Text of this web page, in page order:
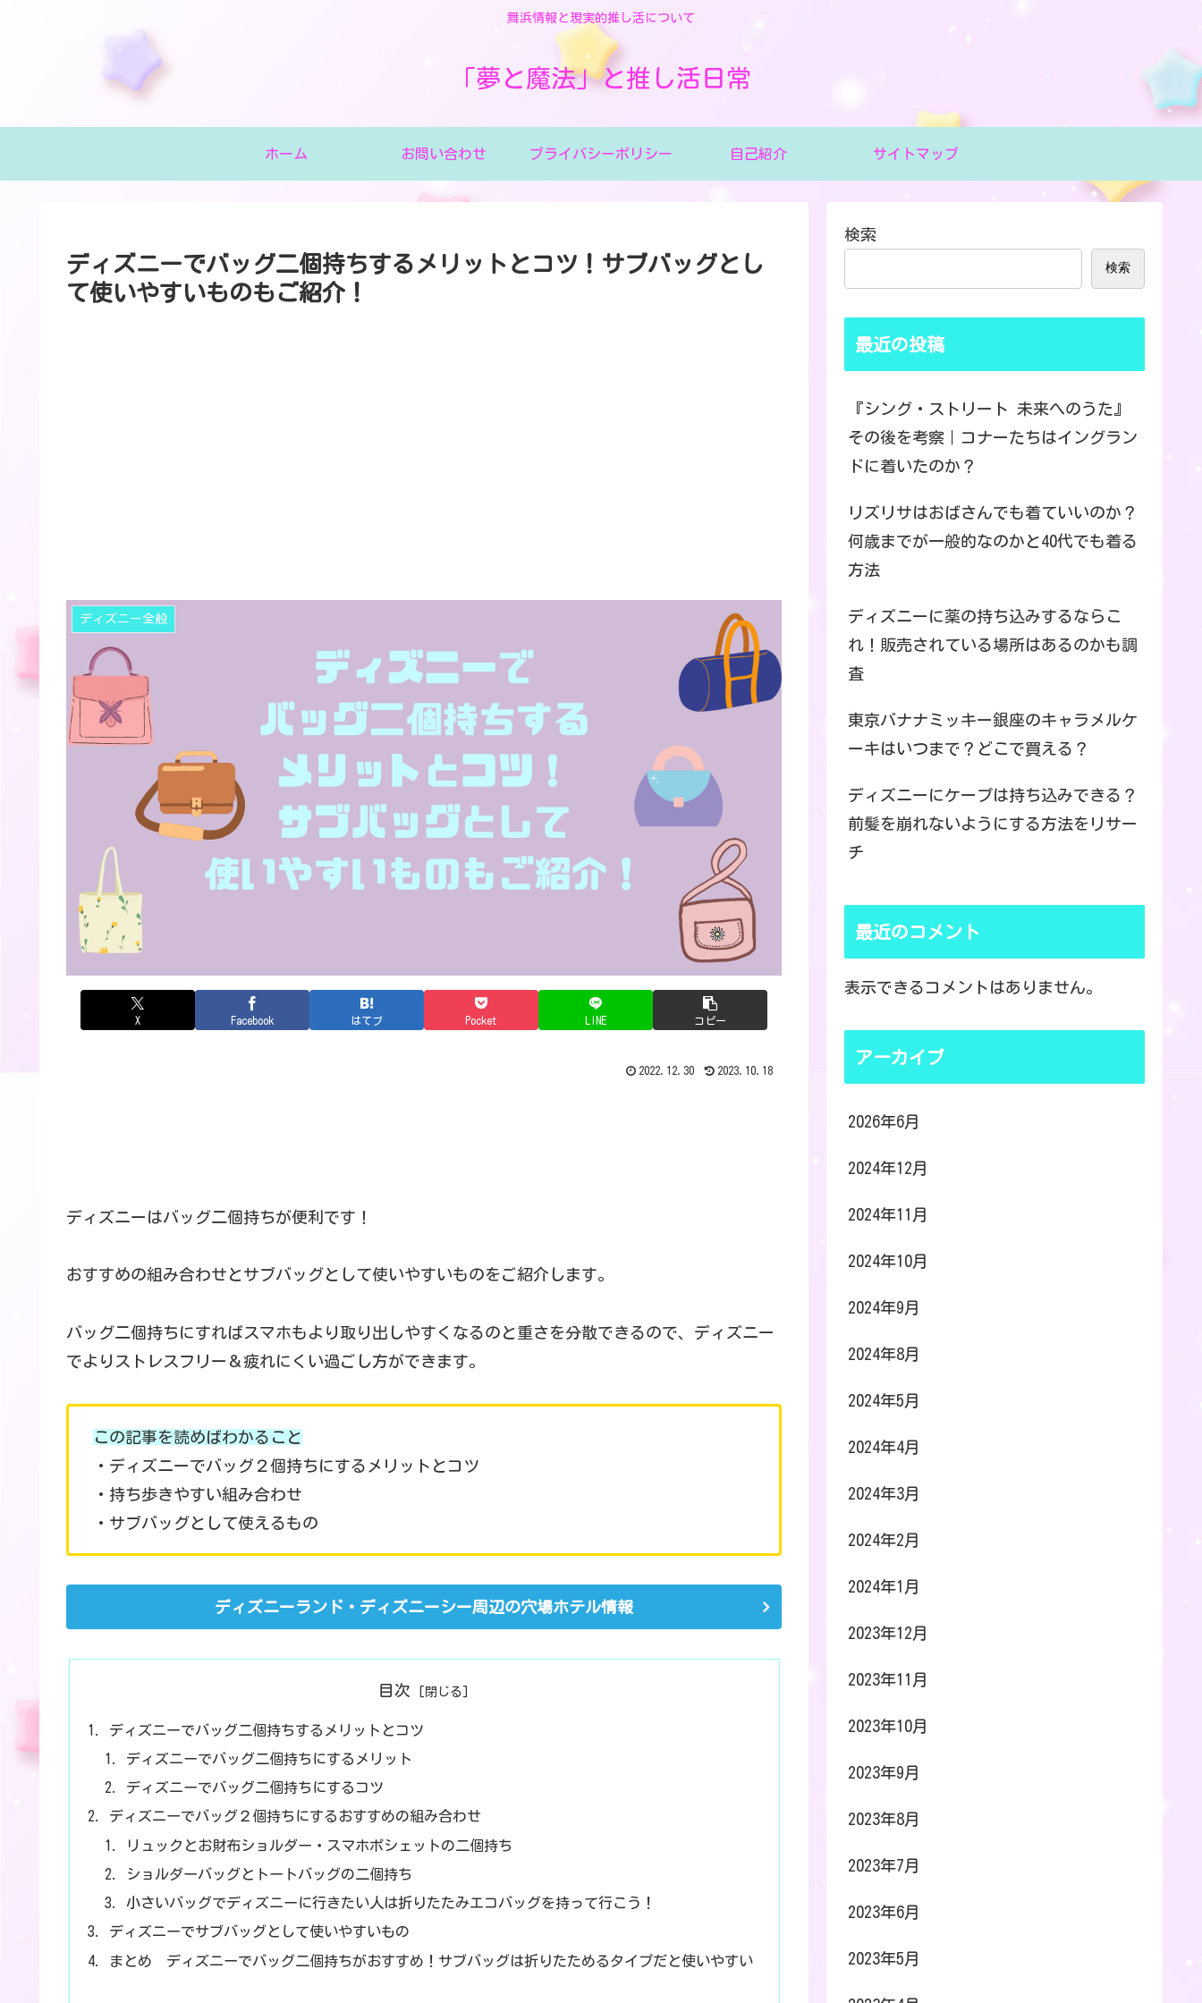
舞浜情報と現実的推し活について
「夢と魔法」と推し活日常
ホーム お問い合わせ プライバシーポリシー 自己紹介 サイトマップ
ディズニーでバッグ二個持ちするメリットとコツ！サブバッグとし
て使いやすいものもご紹介！
ディズニー全般
X Facebook はてブ Pocket LINE コピー
2022.12.30 2023.10.18
ディズニーはバッグ二個持ちが便利です！
おすすめの組み合わせとサブバッグとして使いやすいものをご紹介します。
バッグ二個持ちにすればスマホもより取り出しやすくなるのと重さを分散できるので、ディズニー
でよりストレスフリー＆疲れにくい過ごし方ができます。
この記事を読めばわかること
・ディズニーでバッグ２個持ちにするメリットとコツ
・持ち歩きやすい組み合わせ
・サブバッグとして使えるもの
ディズニーランド・ディズニーシー周辺の穴場ホテル情報
目次
ディズニーでバッグ二個持ちするメリットとコツ
ディズニーでバッグ二個持ちにするメリット
ディズニーでバッグ二個持ちにするコツ
ディズニーでバッグ２個持ちにするおすすめの組み合わせ
リュックとお財布ショルダー・スマホポシェットの二個持ち
ショルダーバッグとトートバッグの二個持ち
小さいバッグでディズニーに行きたい人は折りたたみエコバッグを持って行こう！
ディズニーでサブバッグとして使いやすいもの
まとめ ディズニーでバッグ二個持ちがおすすめ！サブバッグは折りたためるタイプだと使いやすい
検索
検索
最近の投稿
『シング・ストリート 未来へのうた』
その後を考察｜コナーたちはイングラン
ドに着いたのか？
リズリサはおばさんでも着ていいのか？
何歳までが一般的なのかと40代でも着る
方法
ディズニーに薬の持ち込みするならこ
れ！販売されている場所はあるのかも調
査
東京バナナミッキー銀座のキャラメルケ
ーキはいつまで？どこで買える？
ディズニーにケープは持ち込みできる？
前髪を崩れないようにする方法をリサー
チ
最近のコメント
表示できるコメントはありません。
アーカイブ
2026年6月
2024年12月
2024年11月
2024年10月
2024年9月
2024年8月
2024年5月
2024年4月
2024年3月
2024年2月
2024年1月
2023年12月
2023年11月
2023年10月
2023年9月
2023年8月
2023年7月
2023年6月
2023年5月